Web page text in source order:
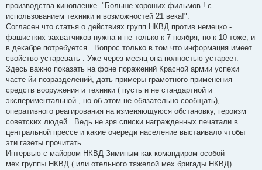
производства кинопленке. "Больше хороших фильмов ! с
использованием техники и возможностей 21 века!".
Согласен что статья о действиях групп НКВД против немецко -
фашистких захватчиков нужна и не только к 7 ноября, но к 10 тоже, и
в декабре потребуется.. Вопрос только в том что информация имеет
свойство устаревать . Уже через месяц она полностью устареет.
Здесь важно показать на фоне поражений Красной армии успехи
часте йи позразделений, дать примеры грамотного применения
средств вооружения и техники ( пусть и не стандартной и
экспериментальной , но об этом не обязательно сообщать),
оперативного реагирования на изменяющуюся обстановку, героизм
советских людей . Ведь не зря списки награжденных печатали в
центральной прессе и какие очереди население выстаивало чтобы
эти газеты прочитать.
Интервью с майором НКВД Зиминым как командиром особой
мех.группы НКВД ( или отельного тяжелой мех.бригады НКВД)